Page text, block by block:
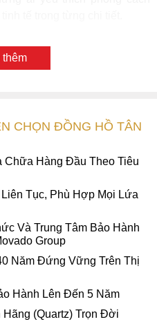
thêm
CHỌN ĐỒNG HỒ TÂN
Chữa Hàng Đầu Theo Tiêu
Tục, Phù Hợp Mọi Lứa
Và Trung Tâm Bảo Hành
Group
Năm Đứng Vững Trên Thị
Hành Lên Đến 5 Năm
(Quartz) Trọn Đời